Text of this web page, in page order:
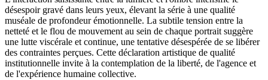
désespoir gravé dans leurs yeux, élevant la série à une qualité
muséale de profondeur émotionnelle. La subtile tension entre la
netteté et le flou de mouvement au sein de chaque portrait suggère
une lutte viscérale et continue, une tentative désespérée de se libérer
des contraintes perçues. Cette déclaration artistique de qualité
institutionnelle invite à la contemplation de la liberté, de l'agence et
de l'expérience humaine collective.